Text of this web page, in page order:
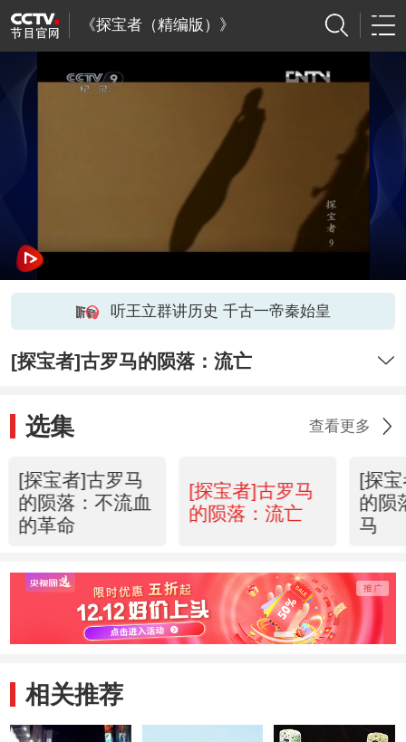
《探宝者（精编版）》
听王立群讲历史 千古一帝秦始皇
[探宝者]古罗马的陨落：流亡
选集 查看更多
[探宝者]古罗马
的陨落：不流血
的革命
[探宝者]古罗马
的陨落：流亡
[探
的陨
马
相关推荐